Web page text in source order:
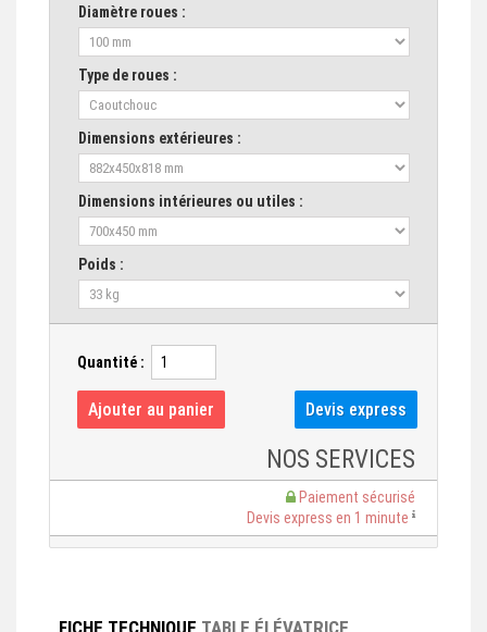
Diamètre roues :
Type de roues :
Dimensions extérieures :
Dimensions intérieures ou utiles :
Poids :
Quantité :
NOS SERVICES
Paiement sécurisé
Devis express en 1 minute
FICHE TECHNIQUE TABLE ÉLÉVATRICE